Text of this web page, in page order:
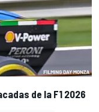
de la F1 2026